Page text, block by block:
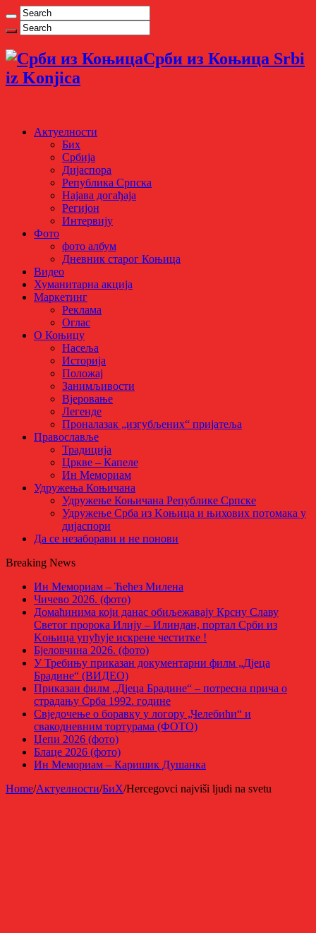
Срби из Коњица Srbi
iz Konjica
Актуелности
Бих
Србија
Дијаспора
Република Српска
Најава догађаја
Регијон
Интервију
Фото
фото албум
Дневник старог Коњица
Видео
Хуманитарна акција
Маркетинг
Реклама
Оглас
О Коњицу
Насеља
Историја
Положај
Занимљивости
Вјеровање
Легенде
Проналазак „изгубљених“ пријатеља
Православље
Традиција
Цркве – Капеле
Ин Мемориам
Удружења Коњичана
Удружење Коњичана Републике Српске
Удружење Срба из Kоњица и њихових потомака у
дијаспори
Да се незаборави и не понови
Breaking News
Ин Мемориам – Ћећез Милена
Чичево 2026. (фото)
Домаћинима који данас обиљежавају Крсну Славу
Светог пророка Илију – Илиндан, портал Срби из
Kоњица упућује искрене честитке !
Бјеловчина 2026. (фото)
У Требињу приказан документарни филм „Дјеца
Брадине“ (ВИДЕО)
Приказан филм „Дјеца Брадине“ – потресна прича о
страдању Срба 1992. године
Свједочење о боравку у логору „Челебићи“ и
свакодневним тортурама (ФОТО)
Џепи 2026 (фото)
Блаце 2026 (фото)
Ин Мемориам – Каришик Душанка
Home/Актуелности/БиХ/Hercegovci najviši ljudi na svetu